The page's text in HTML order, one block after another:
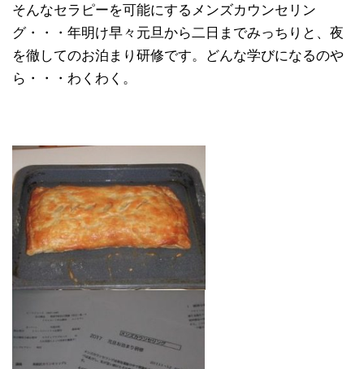
そんなセラピーを可能にするメンズカウンセリン
グ・・・年明け早々元旦から二日までみっちりと、夜
を徹してのお泊まり研修です。どんな学びになるのや
ら・・・わくわく。